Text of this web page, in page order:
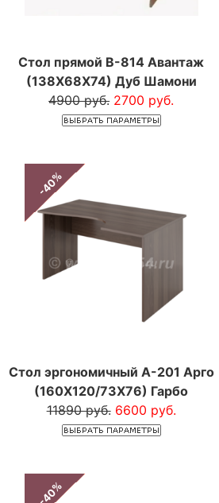
Стол прямой В-814 Авантаж
(138Х68Х74) Дуб Шамони
4900 руб. 2700 руб.
-40%
Стол эргономичный А-201 Арго
(160Х120/73Х76) Гарбо
11890 руб. 6600 руб.
-40%